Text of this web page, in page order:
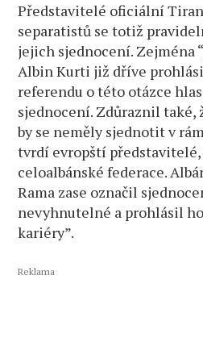
Představitelé oficiální
separatistů se totiž
jejich sjednocení. Zejména
Albin Kurti již dříve
referendu o této otázce
sjednocení. Zdůraznil také,
by se neměly sjednotit v
tvrdí evropští
celoalbánské federace.
Rama zase označil
nevyhnutelné a prohlásil
kariéry”.
Reklama